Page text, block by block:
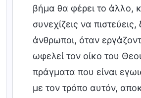
βήμα θα φέρει το άλλο,
συνεχίζεις να
άνθρωποι, όταν
ωφελεί τον οίκο του
πράγματα που είναι
με τον τρόπο αυτόν,